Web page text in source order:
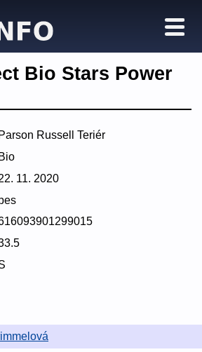
Bio Stars Power
Parson Russell Teriér
Bio
11. 2020